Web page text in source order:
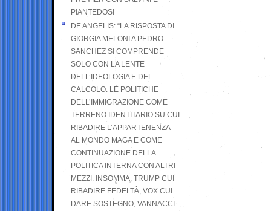
PIANTEDOSI
DE ANGELIS: “LA RISPOSTA DI
GIORGIA MELONI A PEDRO
SANCHEZ SI COMPRENDE
SOLO CON LA LENTE
DELL’IDEOLOGIA E DEL
CALCOLO: LE POLITICHE
DELL’IMMIGRAZIONE COME
TERRENO IDENTITARIO SU CUI
RIBADIRE L’APPARTENENZA
AL MONDO MAGA E COME
CONTINUAZIONE DELLA
POLITICA INTERNA CON ALTRI
MEZZI. INSOMMA, TRUMP CUI
RIBADIRE FEDELTÀ, VOX CUI
DARE SOSTEGNO, VANNACCI